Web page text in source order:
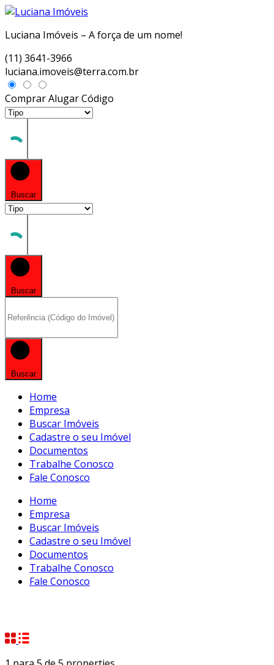
Luciana Imóveis – A força de um nome!
(11) 3641-3966
luciana.imoveis@terra.com.br
ComprarAlugarCódigo
Buscar
Buscar
Buscar
Home
Empresa
Buscar Imóveis
Cadastre o seu Imóvel
Documentos
Trabalhe Conosco
Fale Conosco
Home
Empresa
Buscar Imóveis
Cadastre o seu Imóvel
Documentos
Trabalhe Conosco
Fale Conosco